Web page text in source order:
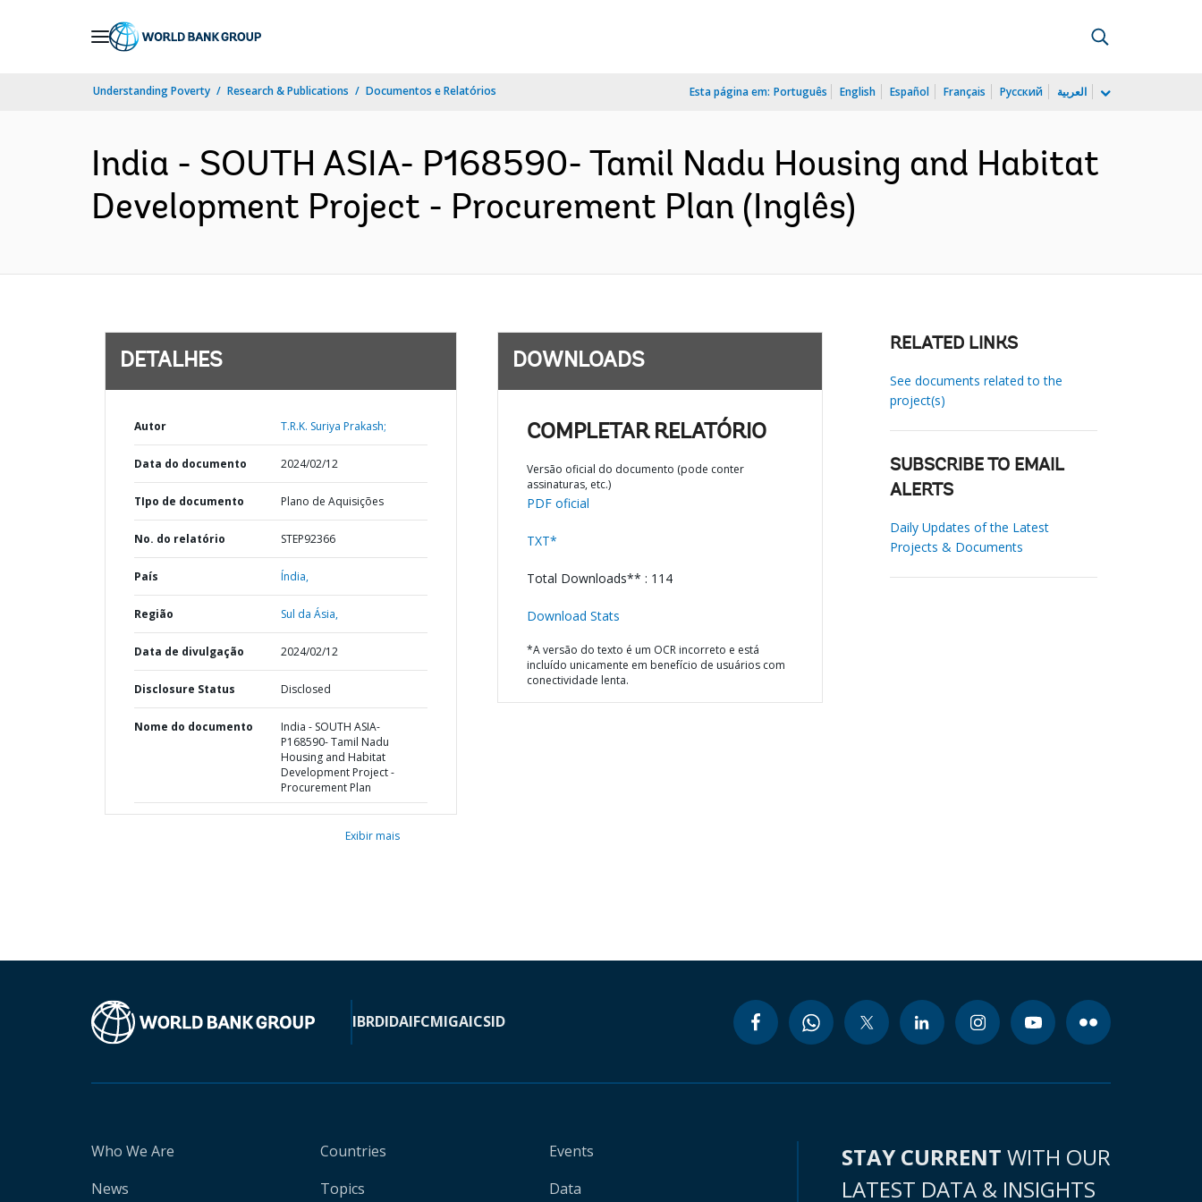
Understanding Poverty Research & Publications Documentos e Relatórios Esta página em: Português English Español Français Русский العربية
India - SOUTH ASIA- P168590- Tamil Nadu Housing and Habitat
Development Project - Procurement Plan (Inglês)
DETALHES
Autor T.R.K. Suriya Prakash;
Data do documento 2024/02/12
TIpo de documento Plano de Aquisições
No. do relatório STEP92366
País Índia,
Região Sul da Ásia,
Data de divulgação 2024/02/12
Disclosure Status Disclosed
Nome do documento
India - SOUTH ASIA-
P168590- Tamil Nadu
Housing and Habitat
Development Project -
Procurement Plan
Exibir mais
DOWNLOADS
COMPLETAR RELATÓRIO
Versão oficial do documento (pode conter
assinaturas, etc.)
PDF oficial
TXT*
Total Downloads** : 114
Download Stats
*A versão do texto é um OCR incorreto e está
incluído unicamente em benefício de usuários com
conectividade lenta.
RELATED LINKS
See documents related to the
project(s)
SUBSCRIBE TO EMAIL
ALERTS
Daily Updates of the Latest
Projects & Documents
IBRDIDAIFCMIGAICSID
Who We Are
News
Countries
Topics
Events
Data
STAY CURRENT WITH OUR
LATEST DATA & INSIGHTS